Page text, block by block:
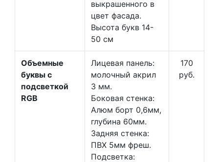
выкрашенного в
цвет фасада.
Высота букв 14-
50 см
Объемные
буквы с
подсветкой
RGB
Лицевая панель:
молочный акрил
3 мм.
Боковая стенка:
Алюм борт 0,6мм,
глубина 60мм.
Задняя стенка:
ПВХ 5мм фреш.
Подсветка:
170
руб.